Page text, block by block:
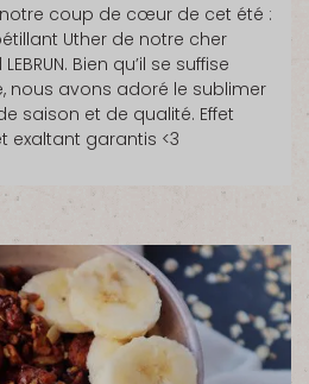
coup de cœur de cet été :
Uther de notre cher
Bien qu’il se suffise
nous avons adoré le sublimer
saison et de qualité. Effet
exaltant garantis <3